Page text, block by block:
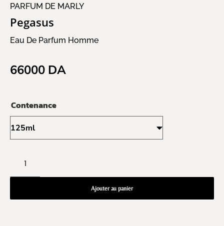
PARFUM DE MARLY
Pegasus
Eau De Parfum Homme
66000 DA
Contenance
Ajouter au panier